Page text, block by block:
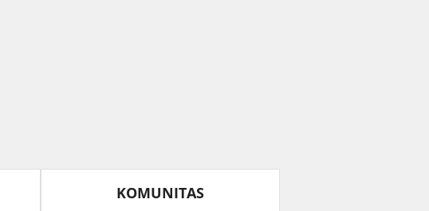
KOMUNITAS